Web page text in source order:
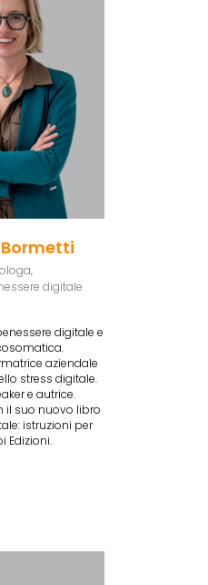
digitale
digitale e
aziendale
stress digitale.
e autrice.
il suo nuovo libro
istruzioni per
Edizioni.